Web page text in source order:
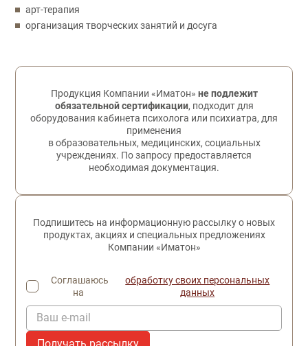
арт-терапия
организация творческих занятий и досуга
Обратная связь
Продукция Компании «Иматон» не подлежит
обязательной сертификации, подходит для
оборудования кабинета психолога или психиатра, для
применения
в образовательных, медицинских, социальных
учреждениях. По запросу предоставляется
необходимая документация.
Подпишитесь на информационную рассылку о новых
продуктах, акциях и специальных предложениях
Компании «Иматон»
Соглашаюсь
на
обработку своих персональных
данных
Ваш e-mail